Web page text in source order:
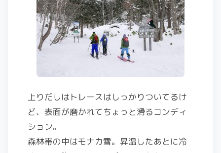
上りだしはトレースはしっかりついてるけ
ど、表面が磨かれてちょっと滑るコンディ
ション。
森林帯の中はモナカ雪。昇温したあとに冷